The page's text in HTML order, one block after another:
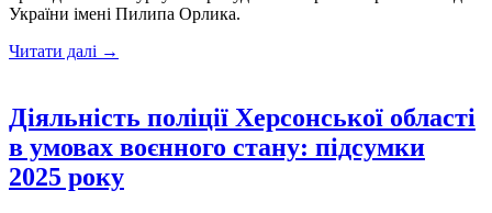
України імені Пилипа Орлика.
Читати далі Розпочато
присудження
Премії
Верховної
України
→
Діяльність поліції Херсонської області
в умовах воєнного стану: підсумки
2025 року